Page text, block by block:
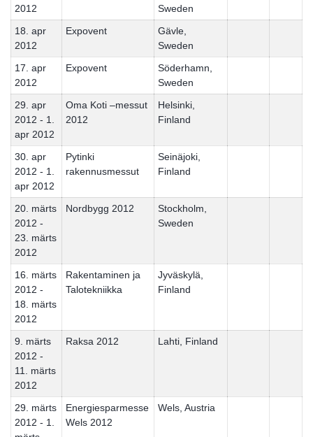
2012
Sweden
18. apr
2012
Expovent
Gävle,
Sweden
17. apr
2012
Expovent
Söderhamn,
Sweden
29. apr
2012 - 1.
apr 2012
Oma Koti –messut
2012
Helsinki,
Finland
30. apr
2012 - 1.
apr 2012
Pytinki
rakennusmessut
Seinäjoki,
Finland
20. märts
2012 -
23. märts
2012
Nordbygg 2012
Stockholm,
Sweden
16. märts
2012 -
18. märts
2012
Rakentaminen ja
Talotekniikka
Jyväskylä,
Finland
9. märts
2012 -
11. märts
2012
Raksa 2012 Lahti, Finland
29. märts
2012 - 1.
Energiesparmesse
Wels 2012
Wels, Austria